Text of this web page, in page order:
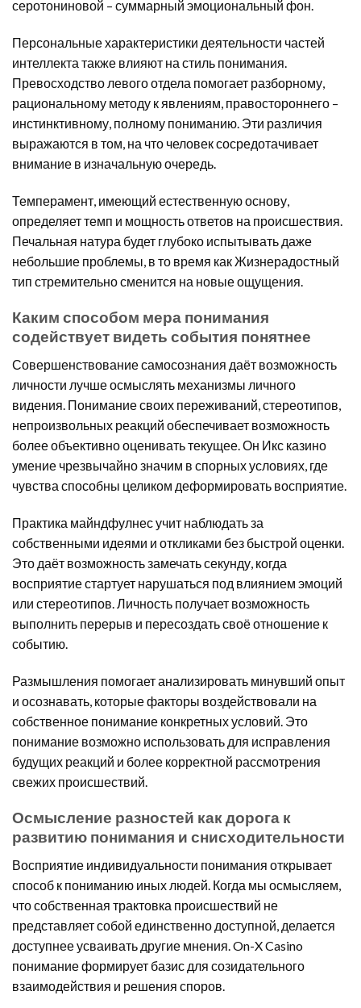
серотониновой – суммарный эмоциональный фон.
Персональные характеристики деятельности частей
интеллекта также влияют на стиль понимания.
Превосходство левого отдела помогает разборному,
рациональному методу к явлениям, правостороннего –
инстинктивному, полному пониманию. Эти различия
выражаются в том, на что человек сосредотачивает
внимание в изначальную очередь.
Темперамент, имеющий естественную основу,
определяет темп и мощность ответов на происшествия.
Печальная натура будет глубоко испытывать даже
небольшие проблемы, в то время как Жизнерадостный
тип стремительно сменится на новые ощущения.
Каким способом мера понимания
содействует видеть события понятнее
Совершенствование самосознания даёт возможность
личности лучше осмыслять механизмы личного
видения. Понимание своих переживаний, стереотипов,
непроизвольных реакций обеспечивает возможность
более объективно оценивать текущее. Он Икс казино
умение чрезвычайно значим в спорных условиях, где
чувства способны целиком деформировать восприятие.
Практика майндфулнес учит наблюдать за
собственными идеями и откликами без быстрой оценки.
Это даёт возможность замечать секунду, когда
восприятие стартует нарушаться под влиянием эмоций
или стереотипов. Личность получает возможность
выполнить перерыв и пересоздать своё отношение к
событию.
Размышления помогает анализировать минувший опыт
и осознавать, которые факторы воздействовали на
собственное понимание конкретных условий. Это
понимание возможно использовать для исправления
будущих реакций и более корректной рассмотрения
свежих происшествий.
Осмысление разностей как дорога к
развитию понимания и снисходительности
Восприятие индивидуальности понимания открывает
способ к пониманию иных людей. Когда мы осмысляем,
что собственная трактовка происшествий не
представляет собой единственно доступной, делается
доступнее усваивать другие мнения. On-X Casino
понимание формирует базис для созидательного
взаимодействия и решения споров.